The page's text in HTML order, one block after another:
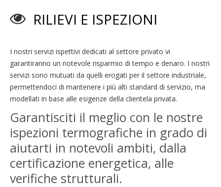
RILIEVI E ISPEZIONI
I nostri servizi ispettivi dedicati al settore privato vi
garantiranno un notevole risparmio di tempo e denaro. I nostri
servizi sono mutuati da quelli erogati per il settore industriale,
permettendoci di mantenere i più alti standard di servizio, ma
modellati in base alle esigenze della clientela privata.
Garantisciti il meglio con le nostre
ispezioni termografiche in grado di
aiutarti in notevoli ambiti, dalla
certificazione energetica, alle
verifiche strutturali.